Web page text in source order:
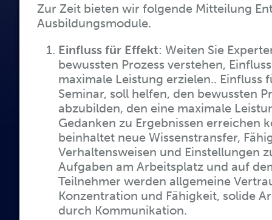
Zur Zeit bieten wir folgende Mitteilung
Ausbildungsmodule.
Einfluss für Effekt: Weiten Sie
bewussten Prozess verstehen,
maximale Leistung erzielen.. Einfluss
Seminar, soll helfen, den bewussten
abzubilden, den eine maximale
Gedanken zu Ergebnissen erreichen
beinhaltet neue Wissenstransfer,
Verhaltensweisen und Einstellungen
Aufgaben am Arbeitsplatz und auf
Teilnehmer werden allgemeine
Konzentration und Fähigkeit, solide
durch Kommunikation.